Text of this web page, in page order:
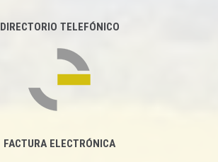
DIRECTORIO TELEFÓNICO
FACTURA ELECTRÓNICA